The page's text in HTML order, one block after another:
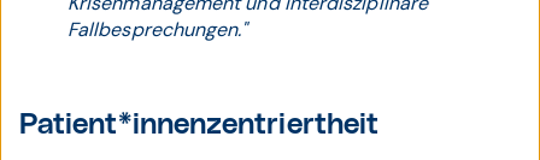
Fallbesprechungen."
Patient*innenzentriertheit